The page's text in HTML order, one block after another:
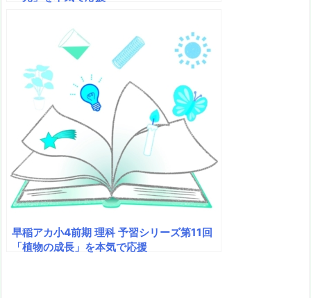
早稲アカ小4前期 理科 予習シリーズ第11回
「植物の成長」を本気で応援